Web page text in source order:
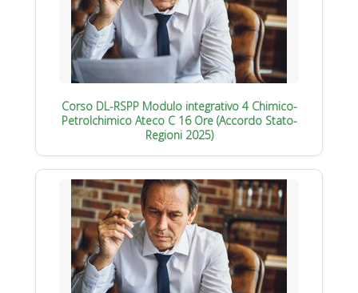
Corso DL-RSPP Modulo integrativo 4 Chimico-
Petrolchimico Ateco C 16 Ore (Accordo Stato-
Regioni 2025)